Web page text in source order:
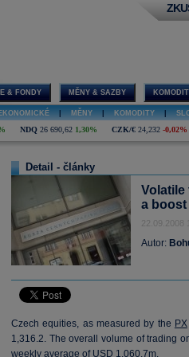
& FONDY MĚNY & SAZBY
EKONOMICKÉ MĚNY KOMODITY
NDQ 26 690,62 1,30% CZK/€ 24,232 -0,02%
Detail - články
Volatile
a boost
22.09.2008
Autor:
Czech equities, as measured by the PX
1,316.2. The overall volume of trading
weekly average of USD 1,060.7m.